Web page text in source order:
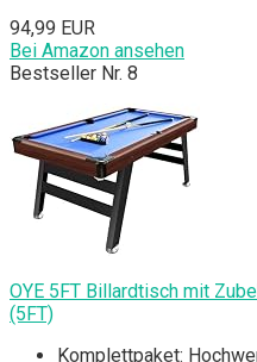
94,99 EUR
Bei Amazon ansehen
Bestseller Nr. 8
OYE 5FT Billardtisch mit
(5FT)
Komplettpaket: